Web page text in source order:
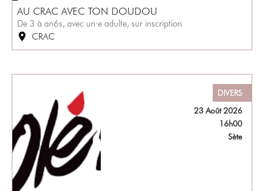
AU CRAC AVEC TON DOUDOU
De 3 à an6s, avec un·e adulte, sur inscription
CRAC
DIVERS
23 Août 2026
16h00
Sète